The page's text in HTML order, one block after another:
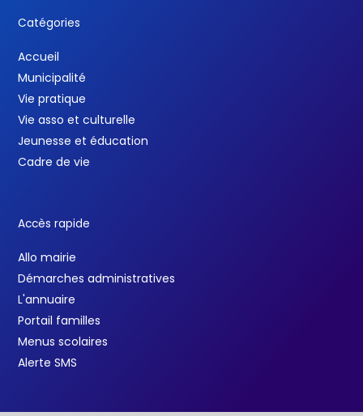
Catégories
Accueil
Municipalité
Vie pratique
Vie asso et culturelle
Jeunesse et éducation
Cadre de vie
Accès rapide
Allo mairie
Démarches administratives
L'annuaire
Portail familles
Menus scolaires
Alerte SMS